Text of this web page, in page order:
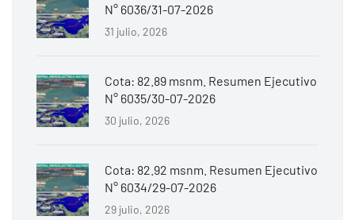
N° 6036/31-07-2026
31 julio, 2026
Cota: 82.89 msnm. Resumen Ejecutivo
N° 6035/30-07-2026
30 julio, 2026
Cota: 82.92 msnm. Resumen Ejecutivo
N° 6034/29-07-2026
29 julio, 2026